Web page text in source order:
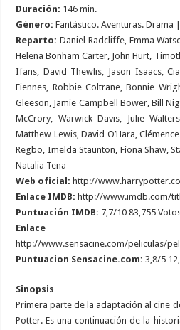
Duración: 146 min.
Género: Fantástico. Aventuras. Drama
Reparto: Daniel Radcliffe, Emma
Helena Bonham Carter, John Hurt,
Ifans, David Thewlis, Jason Isaacs,
Fiennes, Robbie Coltrane, Bonnie
Gleeson, Jamie Campbell Bower, Bill
McCrory, Warwick Davis, Julie
Matthew Lewis, David O’Hara,
Regbo, Imelda Staunton, Fiona Shaw,
Natalia Tena
Web oficial: http://
Enlace IMDB: http://www.imdb.com/
Puntuación IMDB: 7,7/10 83,755
Enlace
http://www.sensacine.com/peliculas/
Puntuacion Sensacine.com: 3,8/5
Sinopsis
Primera parte de la adaptación al cine
Potter. Es una continuación de la